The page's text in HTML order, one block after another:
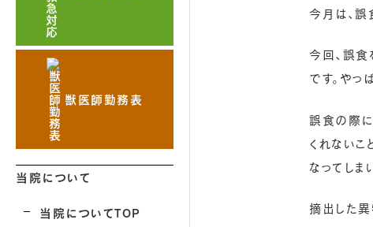
獣医師勤務表
当院について
当院についてTOP
今月は、誤
今回、誤食
です。やっ
誤食の際
くれない
なってしま
摘出した異